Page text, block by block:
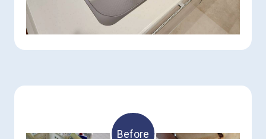
Before